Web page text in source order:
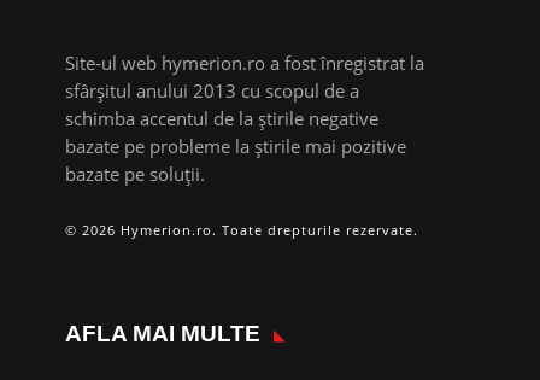
Site-ul web hymerion.ro a fost înregistrat la
sfârșitul anului 2013 cu scopul de a
schimba accentul de la știrile negative
bazate pe probleme la știrile mai pozitive
bazate pe soluții.
© 2026 Hymerion.ro. Toate drepturile rezervate.
AFLA MAI MULTE